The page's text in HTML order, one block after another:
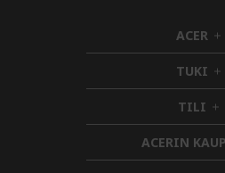
ACER h
i
d
d
e
n
TUKI h
i
d
d
e
n
TILI h
i
d
d
ACERIN